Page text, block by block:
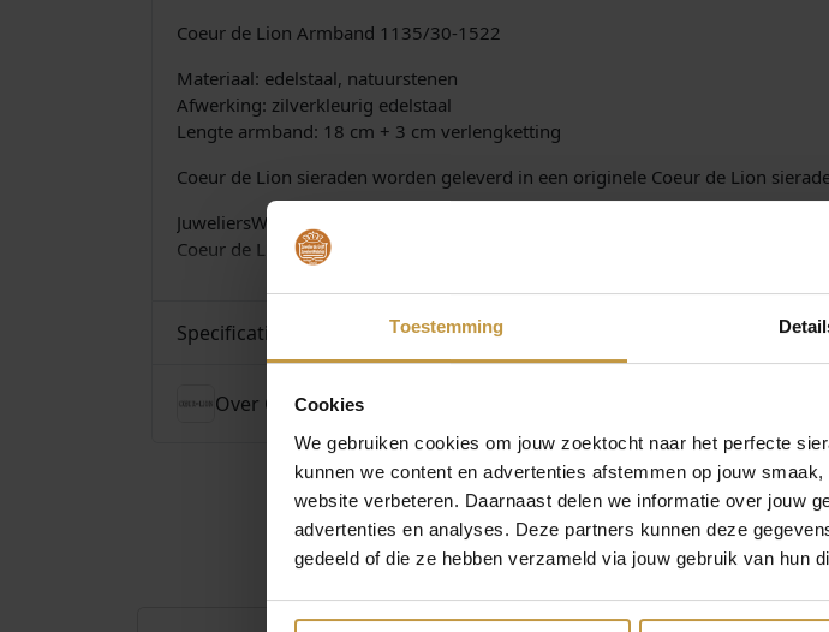
Toestemming
Cookies
We gebruiken cookies om jouw zoektocht naar het perfecte
kunnen we content en advertenties afstemmen op jouw
website verbeteren. Daarnaast delen we informatie over jouw
advertenties en analyses. Deze partners kunnen deze
gedeeld of die ze hebben verzameld via jouw gebruik van hun
r
P
l
a
t
a
l
Coeur de Lion Armband 1135/30-1522
Materiaal: edelstaal, natuurstenen
Afwerking: zilverkleurig edelstaal
Lengte armband: 18 cm + 3 cm verlengketting
Coeur de Lion sieraden worden geleverd in een originele Coeur de Lion
JuweliersWebshop.nl is officieel dealer van Coeur de Lion sieraden
Coeur de Lion Sieraden bij Juwelierswebshop.nl. Gratis verzekerde verzending
Specificaties
Over Coeur de Lion Sieraden
MEER VAN COEUR